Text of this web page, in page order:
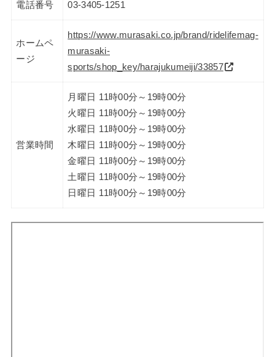
電話番号 03-3405-1251
ホームペ
ージ
https://www.murasaki.co.jp/brand/ridelifemag-
murasaki-
sports/shop_key/harajukumeiji/33857
営業時間
月曜日 11時00分～19時00分
火曜日 11時00分～19時00分
水曜日 11時00分～19時00分
木曜日 11時00分～19時00分
金曜日 11時00分～19時00分
土曜日 11時00分～19時00分
日曜日 11時00分～19時00分